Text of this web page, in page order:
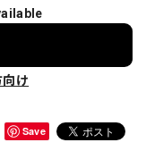
向け
Save